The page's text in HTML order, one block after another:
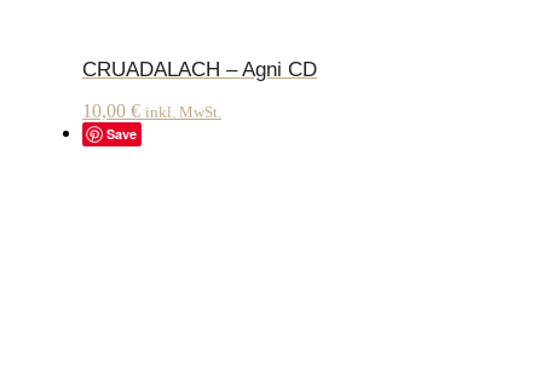
CRUADALACH – Agni CD
10,00 € inkl. MwSt.
Save